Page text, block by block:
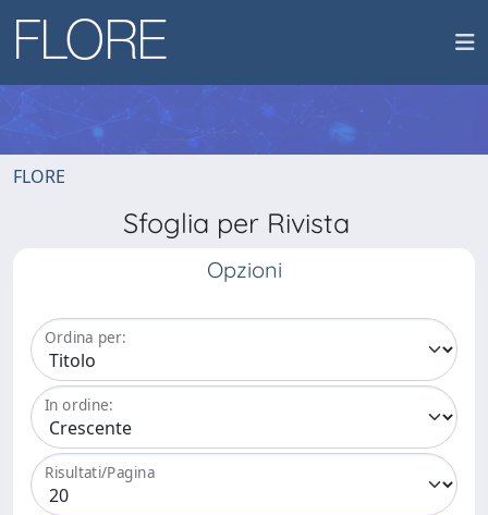
FLORE
Sfoglia per Rivista
Opzioni
Ordina per:
In ordine:
Risultati/Pagina